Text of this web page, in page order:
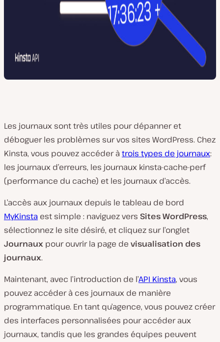
Les journaux sont très utiles pour dépanner et
déboguer les problèmes sur vos sites WordPress. Chez
Kinsta, vous pouvez accéder à trois types de journaux:
les journaux d’erreurs, les journaux kinsta-cache-perf
(performance du cache) et les journaux d’accès.
L’accès aux journaux depuis le tableau de bord
MyKinsta est simple : naviguez vers Sites WordPress,
sélectionnez le site désiré, et cliquez sur l’onglet
Journaux pour ouvrir la page de visualisation des
journaux.
Maintenant, avec l’introduction de l’API Kinsta, vous
pouvez accéder à ces journaux de manière
programmatique. En tant qu’agence, vous pouvez créer
des interfaces personnalisées pour accéder aux
journaux, tandis que les grandes équipes peuvent